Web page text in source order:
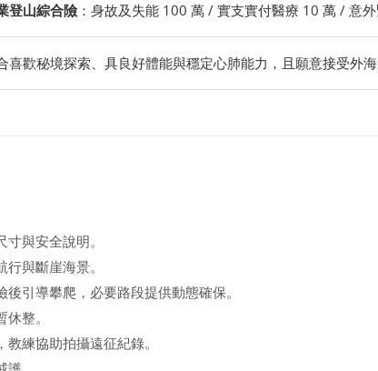
登山綜合險：身故及失能 100 萬 / 實支實付醫療 10 萬 / 意外
喜歡秘境探索、具良好體能與穩定心肺能力，且願意接受外
與安全說明。
與斷崖海景。
引導攀爬，必要路段提供動態確保。
整。
練協助拍攝遠征紀錄。